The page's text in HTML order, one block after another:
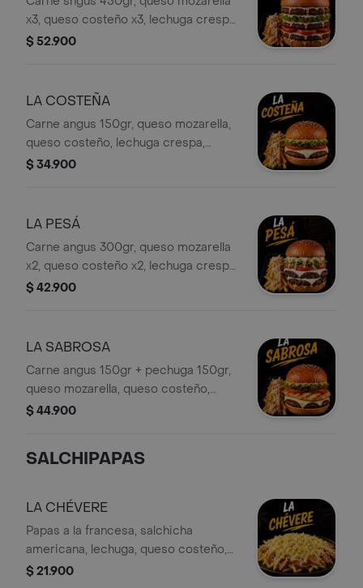
x3, queso costeño x3, lechuga crespa,
tomate, salsa de la casa, salsa piña y
$ 52.900
LA COSTEÑA
Carne angus 150gr, queso mozarella,
queso costeño, lechuga crespa,
tomate, papas a la francesa, salsa de
$ 34.900
LA PESÁ
Carne angus 300gr, queso mozarella
x2, queso costeño x2, lechuga crespa,
tomate, salsa de la casa, salsa piña y
$ 42.900
LA SABROSA
Carne angus 150gr + pechuga 150gr,
queso mozarella, queso costeño,
lechuga crespa, tomate, salsa de la
$ 44.900
SALCHIPAPAS
LA CHÉVERE
Papas a la francesa, salchicha
americana, lechuga, queso costeño,
papa ripio, salsa de la casa y salsa
$ 21.900